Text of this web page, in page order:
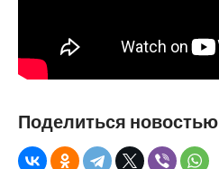
Поделиться новостью